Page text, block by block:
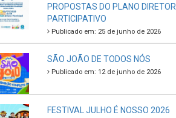
PROPOSTAS DO PLANO DIRETOR
PARTICIPATIVO
Publicado em: 25 de junho de 2026
SÃO JOÃO DE TODOS NÓS
Publicado em: 12 de junho de 2026
FESTIVAL JULHO É NOSSO 2026